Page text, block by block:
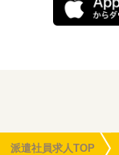
派遣社員求人TOP